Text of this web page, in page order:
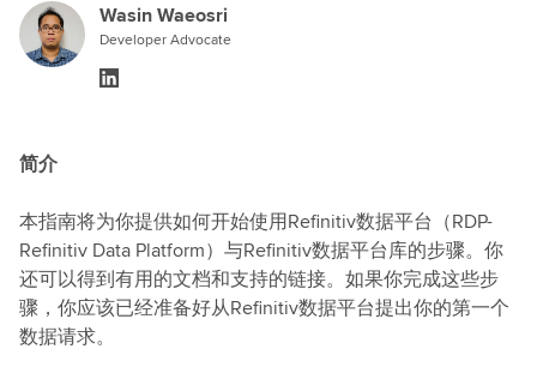
Wasin Waeosri
Developer Advocate
简介
本指南将为你提供如何开始使用Refinitiv数据平台（RDP-
Refinitiv Data Platform）与Refinitiv数据平台库的步骤。你
还可以得到有用的文档和支持的链接。如果你完成这些步
骤，你应该已经准备好从Refinitiv数据平台提出你的第一个
数据请求。